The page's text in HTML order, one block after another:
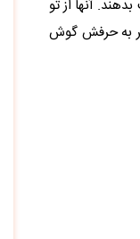
آنها از تو
به حرفش گوش